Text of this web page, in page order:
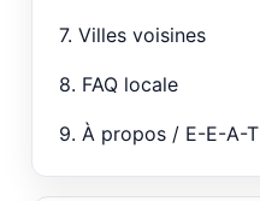
7. Villes voisines
8. FAQ locale
9. À propos / E-E-A-T